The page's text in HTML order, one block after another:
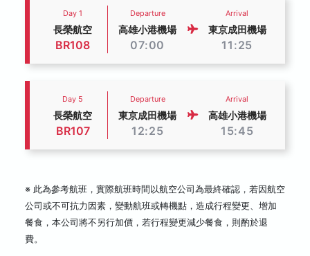
Day 1
長榮航空
BR108
Departure
高雄小港機場
07:00
Arrival
東京成田機場
11:25
Day 5
長榮航空
BR107
Departure
東京成田機場
12:25
Arrival
高雄小港機場
15:45
※ 此為參考航班，實際航班時間以航空公司為最終確認，若因航空
公司或不可抗力因素，變動航班或轉機點，造成行程變更、增加
餐食，本公司將不另行加價，若行程變更減少餐食，則酌於退
費。